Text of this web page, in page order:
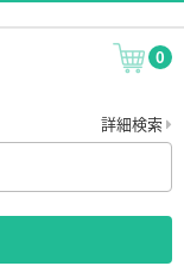
0
詳細検索